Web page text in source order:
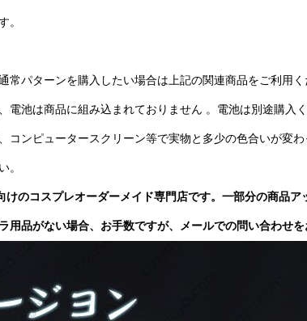
。
常パターンを購入したい場合は上記の関連商品をご利用
電池は商品に組み込まれておりません 。電池は別途購入
コンピュータースクリーン等で実物と多少の色合いが変
。
けのコスプレオーダーメイド専門店です。一部分の商品ア
用品がない場合、お手数ですが、メールでの問い合わせ